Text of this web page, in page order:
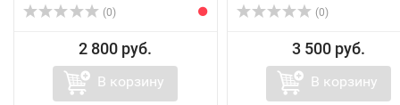
(0)
2 800 руб.
В корзину
(0)
3 500 руб.
В корзину